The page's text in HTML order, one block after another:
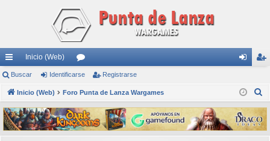
nl
ac
es
rá
Inicio (Web)
or
os nti
fic
ar
ist
ra
rs
Buscar Identificarse Registrarse
Inicio (Web) Foro Punta de Lanza Wargames
s
c